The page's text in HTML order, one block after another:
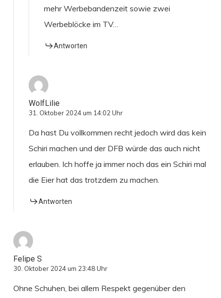
mehr Werbebandenzeit sowie zwei
Werbeblöcke im TV…
Antworten
WolfLilie
31. Oktober 2024 um 14:02 Uhr
Da hast Du vollkommen recht jedoch wird das kein
Schiri machen und der DFB würde das auch nicht
erlauben. Ich hoffe ja immer noch das ein Schiri mal
die Eier hat das trotzdem zu machen.
Antworten
Felipe S
30. Oktober 2024 um 23:48 Uhr
Ohne Schuhen, bei allem Respekt gegenüber den